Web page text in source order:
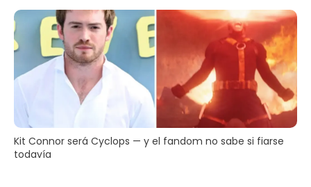
Kit Connor será Cyclops — y el fandom no sabe si fiarse
todavía